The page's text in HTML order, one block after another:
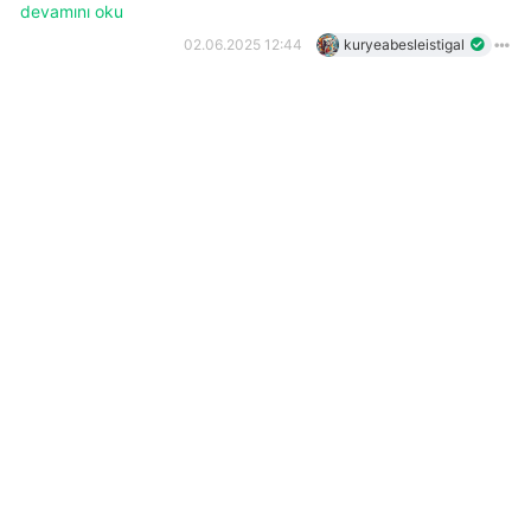
devamını oku
02.06.2025 12:44 kuryeabesleistigal